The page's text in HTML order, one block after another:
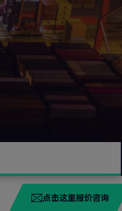
点击这里报价咨询